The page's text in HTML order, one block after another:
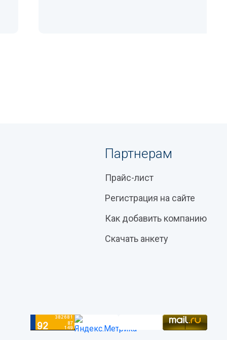
Партнерам
Прайс-лист
Регистрация на сайте
Как добавить компанию
Скачать анкету